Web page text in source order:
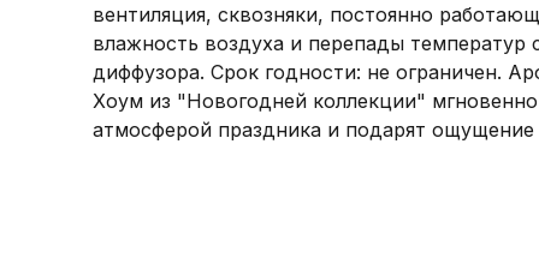
вентиляция, сквозняки, постоянно
влажность воздуха и перепады
диффузора. Срок годности: не ограничен.
Хоум из "Новогодней коллекции"
атмосферой праздника и подарят ощущение